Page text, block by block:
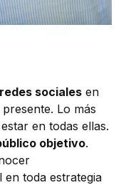
sociales en
Lo más
en todas ellas.
objetivo.
en toda estrategia